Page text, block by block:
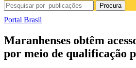
Procura
Portal Brasil
Maranhenses obtêm
por meio de qualificação